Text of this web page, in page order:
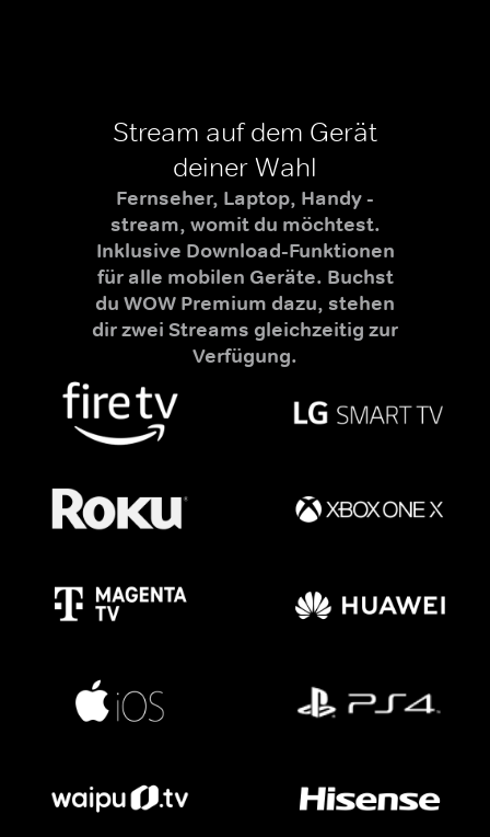
Stream auf dem Gerät
deiner Wahl
Fernseher, Laptop, Handy -
stream, womit du möchtest.
Inklusive Download-Funktionen
für alle mobilen Geräte. Buchst
du WOW Premium dazu, stehen
dir zwei Streams gleichzeitig zur
Verfügung.